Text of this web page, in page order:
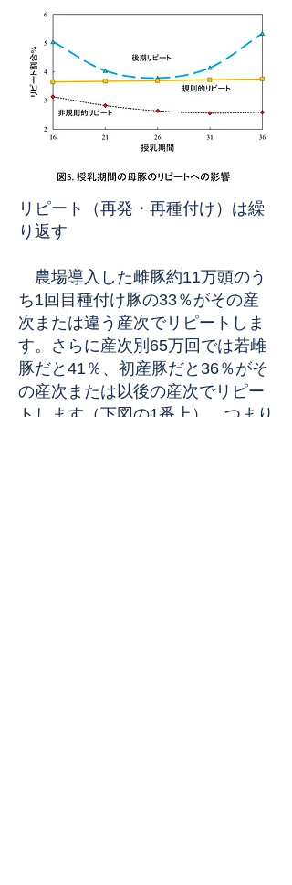
リピート（再発・再種付け）は繰
り返す
農場導入した雌豚約11万頭のう
ち1回目種付け豚の33％がその産
次または違う産次でリピートしま
す。さらに産次別65万回では若雌
豚だと41％、初産豚だと36％がそ
の産次または以後の産次でリピー
トします（下図の1番上）。つまり